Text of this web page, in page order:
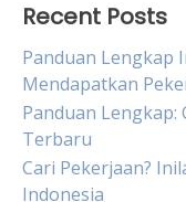
Recent Posts
Panduan Lengkap
Mendapatkan
Panduan
Terbaru
Cari Pekerjaan?
Indonesia